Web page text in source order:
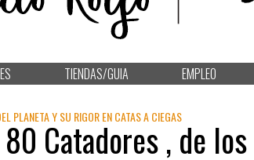
TIENDAS/GUIA EMPLEO
PLANETA Y SU RIGOR EN CATAS A CIEGAS
Catadores , de los